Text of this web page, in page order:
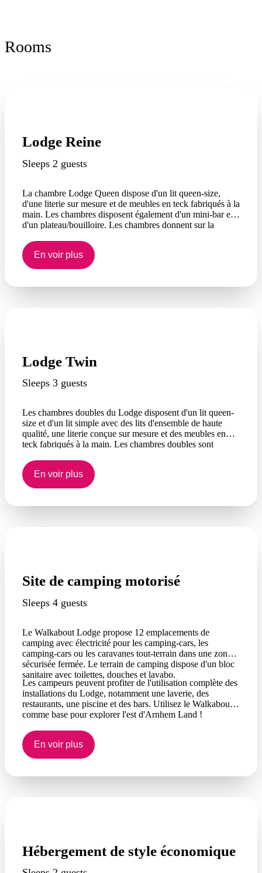
Rooms
Lodge Reine
Sleeps 2 guests
La chambre Lodge Queen dispose d'un lit queen-size,
d'une literie sur mesure et de meubles en teck fabriqués à la
main. Les chambres disposent également d'un mini-bar et
d'un plateau/bouilloire. Les chambres donnent sur la
mer d'Arafura.
En voir plus
Lodge Twin
Sleeps 3 guests
Les chambres doubles du Lodge disposent d'un lit queen-
size et d'un lit simple avec des lits d'ensemble de haute
qualité, une literie conçue sur mesure et des meubles en
teck fabriqués à la main. Les chambres doubles sont
chambres disposent également d'un minibar et d'un
plateau/bouilloire.
En voir plus
Site de camping motorisé
Sleeps 4 guests
Le Walkabout Lodge propose 12 emplacements de
camping avec électricité pour les camping-cars, les
camping-cars ou les caravanes tout-terrain dans une zone
sécurisée fermée. Le terrain de camping dispose d'un bloc
sanitaire avec toilettes, douches et lavabo.
Les campeurs peuvent profiter de l'utilisation complète des
installations du Lodge, notamment une laverie, des
restaurants, une piscine et des bars. Utilisez le Walkabout
comme base pour explorer l'est d'Arnhem Land !
En voir plus
Hébergement de style économique